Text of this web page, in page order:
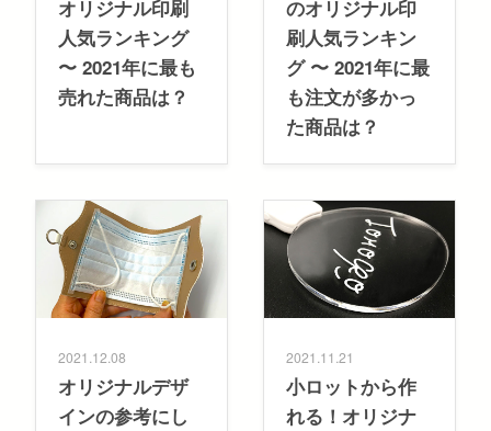
オリジナル印刷
人気ランキング
〜 2021年に最も
売れた商品は？
のオリジナル印
刷人気ランキン
グ 〜 2021年に最
も注文が多かっ
た商品は？
2021.12.08
オリジナルデザ
インの参考にし
2021.11.21
小ロットから作
れる！オリジナ